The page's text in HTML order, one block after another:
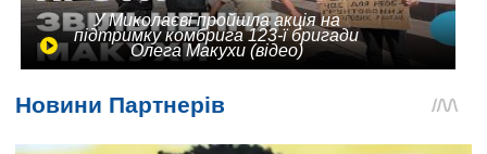
У Миколаєві пройшла акція на
підтримку комбрига 123-ї бригади
Олега Макухи (відео)